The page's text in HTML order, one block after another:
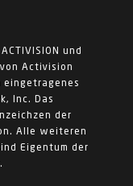
und
von Activision
eingetragenes
Inc. Das
der
Alle weiteren
Eigentum der